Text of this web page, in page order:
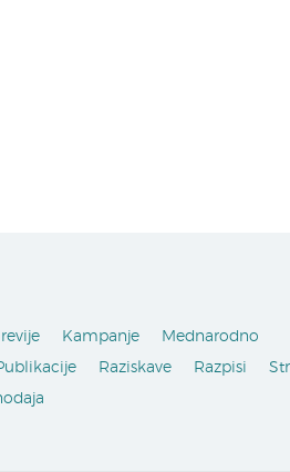
Kampanje
Mednarodno
Raziskave Razpisi